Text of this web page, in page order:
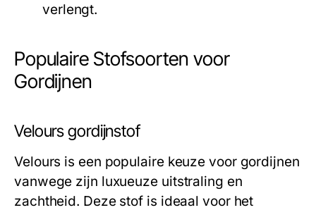
verlengt.
Populaire Stofsoorten voor
Gordijnen
Velours gordijnstof
Velours is een populaire keuze voor gordijnen
vanwege zijn luxueuze uitstraling en
zachtheid. Deze stof is ideaal voor het